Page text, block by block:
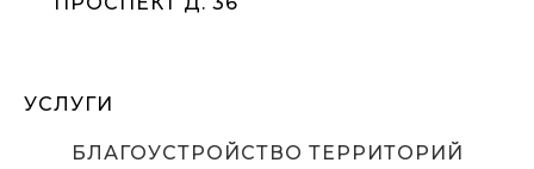
УСЛУГИ
БЛАГОУСТРОЙСТВО ТЕРРИТОРИЙ